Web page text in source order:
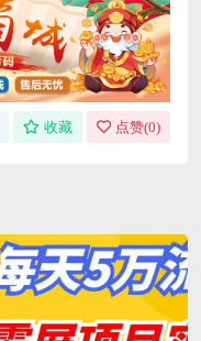
收藏 点赞(0)